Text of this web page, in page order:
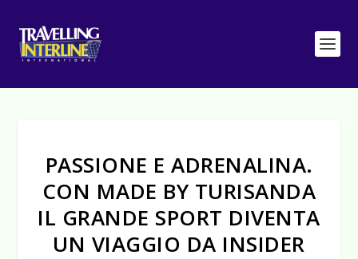
PASSIONE E ADRENALINA.
CON MADE BY TURISANDA
IL GRANDE SPORT DIVENTA
UN VIAGGIO DA INSIDER